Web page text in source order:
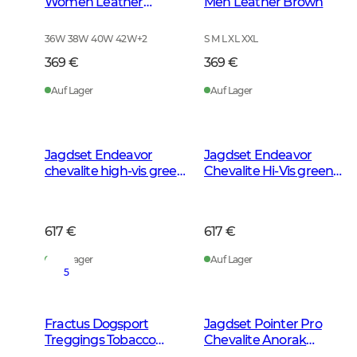
36W 38W 40W 42W+2
369 €
Auf Lager
S M L XL XXL
369 €
Auf Lager
Jagdset Endeavor
chevalite high-vis green
617 €
Auf Lager
Jagdset Endeavor
Chevalite Hi-Vis green
617 €
Auf Lager
5
Fractus Dogsport
Treggings Tobacco
Jagdset Pointer Pro
Chevalite Anorak